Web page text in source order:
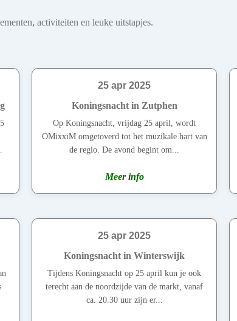
activiteiten en leuke uitstapjes.
25 apr 2025
Koningsnacht in Zutphen
Op Koningsnacht, vrijdag 25 april, wordt
OMixxiM omgetoverd tot het muzikale hart van
de regio. De avond begint om...
Meer info
25 apr 2025
Koningsnacht in Winterswijk
Tijdens Koningsnacht op 25 april kun je ook
terecht aan de noordzijde van de markt, vanaf
ca. 20.30 uur zijn er...